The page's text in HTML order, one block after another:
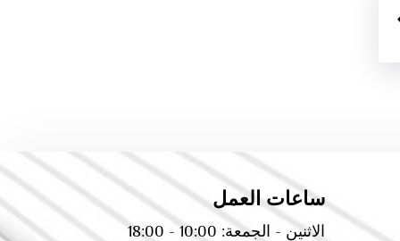
ساعات العمل
الاثنين - الجمعة: 10:00 - 18:00